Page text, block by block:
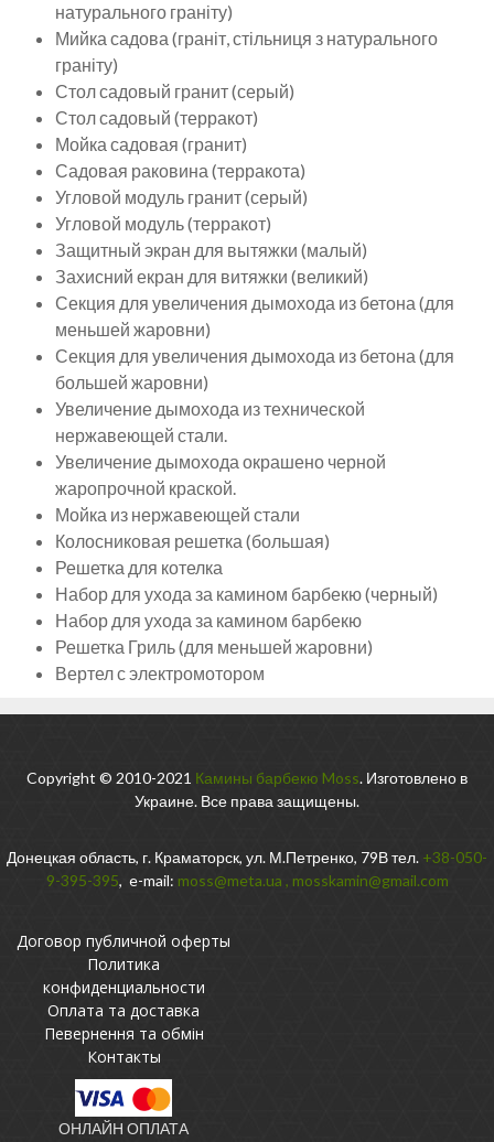
натурального граніту)
Мийка садова (граніт, стільниця з натурального
граніту)
Стол садовый гранит (серый)
Стол садовый (терракот)
Мойка садовая (гранит)
Садовая раковина (терракота)
Угловой модуль гранит (серый)
Угловой модуль (терракот)
Защитный экран для вытяжки (малый)
Захисний екран для витяжки (великий)
Секция для увеличения дымохода из бетона (для
меньшей жаровни)
Секция для увеличения дымохода из бетона (для
большей жаровни)
Увеличение дымохода из технической
нержавеющей стали.
Увеличение дымохода окрашено черной
жаропрочной краской.
Мойка из нержавеющей стали
Колосниковая решетка (большая)
Решетка для котелка
Набор для ухода за камином барбекю (черный)
Набор для ухода за камином барбекю
Решетка Гриль (для меньшей жаровни)
Вертел с электромотором
Copyright © 2010-2021 Камины барбекю Moss. Изготовлено в
Украине. Все права защищены.
Донецкая область, г. Краматорск, ул. М.Петренко, 79В тел. +38-050-
9-395-395, e-mail: moss@meta.ua , mosskamin@gmail.com
Договор публичной оферты
Политика
конфиденциальности
Оплата та доставка
Певернення та обмін
Контакты
ОНЛАЙН ОПЛАТА